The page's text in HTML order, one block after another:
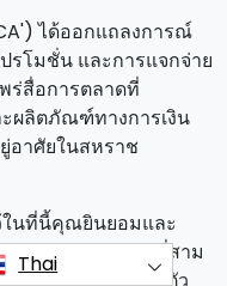
ได้ออกแถลงการณ์
รโมชั่น และการแจกจ่าย
ร่สื่อการตลาดที่
ะผลิตภัณฑ์ทางการเงิน
อาศัยในสหราช
ในที่นี้คุณยินยอมและ
ของคุณกับบุคคลที่สาม
Thai